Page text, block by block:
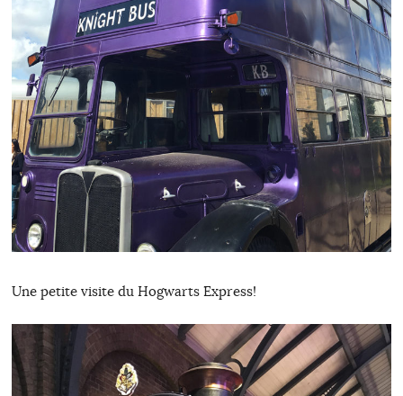
Une petite visite du Hogwarts Express!